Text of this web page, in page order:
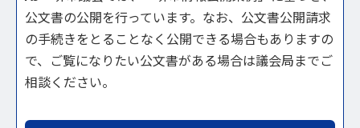
公文書の公開を行っています。なお、公文書公開請求
の手続きをとることなく公開できる場合もありますの
で、ご覧になりたい公文書がある場合は議会局までご
相談ください。